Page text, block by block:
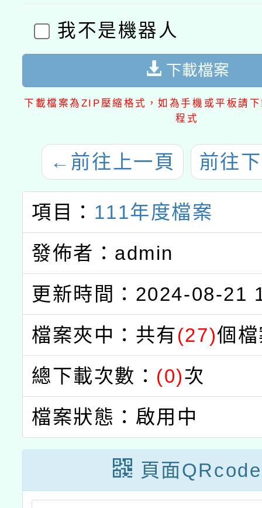
我不是機器人
下載檔案
下載檔案為ZIP壓縮格式，如為手機或平板請
程式
← 前往上一頁 前往
項目： 111年度檔案
發佈者：admin
更新時間：2024-08-21
檔案夾中：共有(27)個
總下載次數： (0)次
檔案狀態：啟用中
頁面QRcode